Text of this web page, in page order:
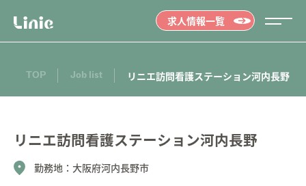
求人情報一覧
TOP Job list リニエ訪問看護ステーション河内長野
リニエ訪問看護ステーション河内長野
勤務地： 大阪府河内長野市